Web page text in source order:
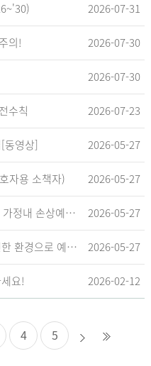
2026-07-31
의! 2026-07-30
2026-07-30
수칙 2026-07-23
동영상] 2026-05-27
자용 소책자) 2026-05-27
<쑥쑥 안전 놀이책> 영유아 가정내 손상예방_영유아 놀이형 교육 교재 2026-05-27
집에서 시작되는 사고, 안전한 환경으로 예방해요 2026-05-27
요! 2026-02-12
4 5